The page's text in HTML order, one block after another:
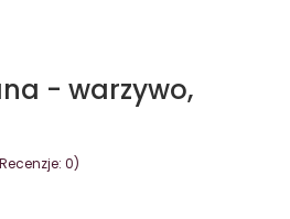
- warzywo,
0)